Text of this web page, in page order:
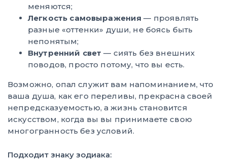
меняются;
Легкость самовыражения — проявлять
разные «оттенки» души, не боясь быть
непонятым;
Внутренний свет— сиять без внешних
поводов, просто потому, что вы есть.
Возможно, опал служит вам напоминанием, что
ваша душа, как его переливы, прекрасна своей
непредсказуемостью, а жизнь становится
искусством, когда вы вы принимаете свою
многогранность без условий.
Подходит знаку зодиака: